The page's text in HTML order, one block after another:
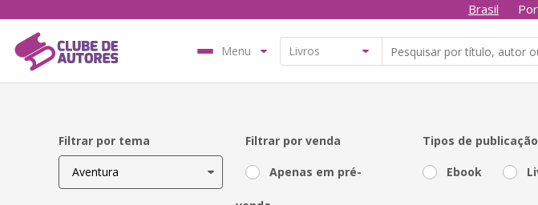
Brasil
Menu
Filtrar por tema Filtrar por venda
Apenas em pré-
Tipos de publicação
Ebook